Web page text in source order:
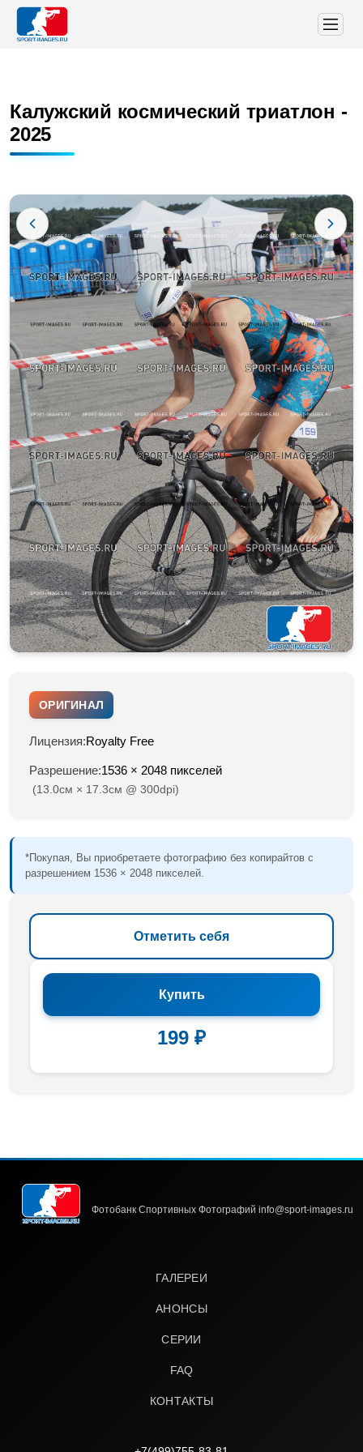
Калужский космический триатлон -
2025
ОРИГИНАЛ
Лицензия:Royalty Free
Разрешение:1536 × 2048 пикселей
(13.0см × 17.3см @ 300dpi)
*Покупая, Вы приобретаете фотографию без копирайтов с
разрешением 1536 × 2048 пикселей.
Отметить себя
Купить
199 ₽
Фотобанк Спортивных Фотографий info@sport-images.ru
ГАЛЕРЕИ
АНОНСЫ
СЕРИИ
FAQ
КОНТАКТЫ